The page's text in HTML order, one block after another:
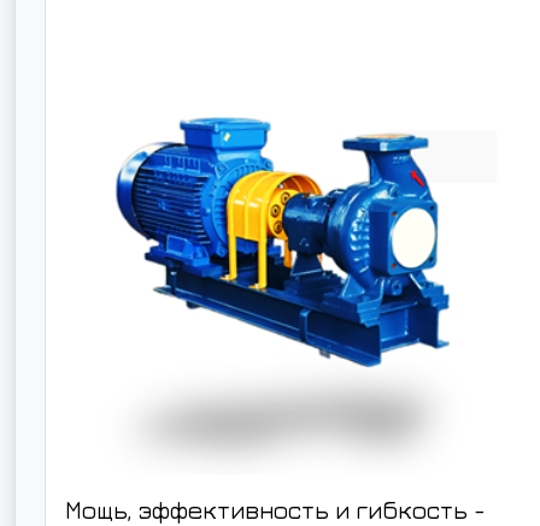
Мощь, эффективность и гибкость -